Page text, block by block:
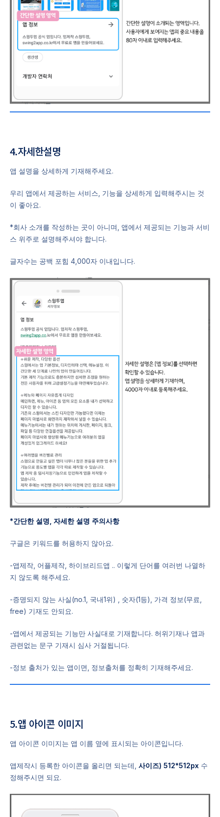
4.자세한설명
앱 설명을 상세하게 기재해주세요.
우리 앱에서 제공하는 서비스, 기능을 상세하게 입력해주시는 것
이 좋아요.
*회사 소개를 작성하는 곳이 아니며, 앱에서 제공되는 기능과 서비
스 위주로 설명해주셔야 합니다.
글자수는 공백 포힘 4,000자 이내입니다.
*간단한 설명, 자세한 설명 주의사항
구글은 키워드를 허용하지 않아요.
-앱제작, 어플제작, 하이브리드앱 .. 이렇게 단어를 여러번 나열하
지 않도록 해주세요.
-증명되지 않는 사실(no.1, 국내1위) , 숫자(1등), 가격 정보(무료,
free) 기재도 안되요.
-앱에서 제공되는 기능만 사실대로 기재합니다. 허위기재나 앱과
관련없는 문구 기재시 심사 거절됩니다.
-정보 출처가 있는 앱이면, 정보출처를 정확히 기재해주세요.
5.앱 아이콘 이미지
앱 아이콘 이미지는 앱 이름 옆에 표시되는 아이콘입니다.
앱제작시 등록한 아이콘을 올리면 되는데, 사이즈) 512*512px 수
정해주시면 되요.